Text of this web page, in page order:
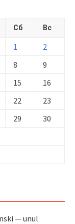
Сб Вс
1
2
8
9
15
16
22
23
29
30
— unul